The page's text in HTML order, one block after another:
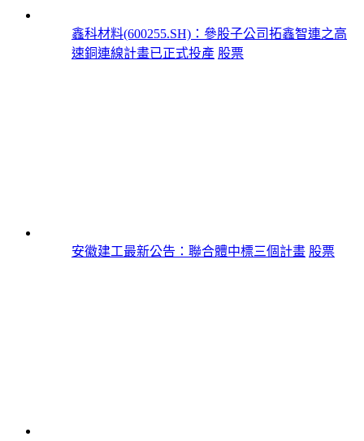
鑫科材料(600255.SH)：參股子公司拓鑫智連之高
速銅連線計畫已正式投產 股票
安徽建工最新公告：聯合體中標三個計畫 股票